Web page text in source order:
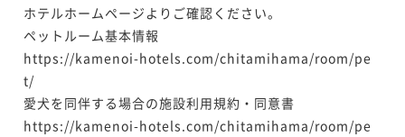
ホテルホームページよりご確認ください。
ペットルーム基本情報
https://kamenoi-hotels.com/chitamihama/room/pe
t/
愛犬を同伴する場合の施設利用規約・同意書
https://kamenoi-hotels.com/chitamihama/room/pe